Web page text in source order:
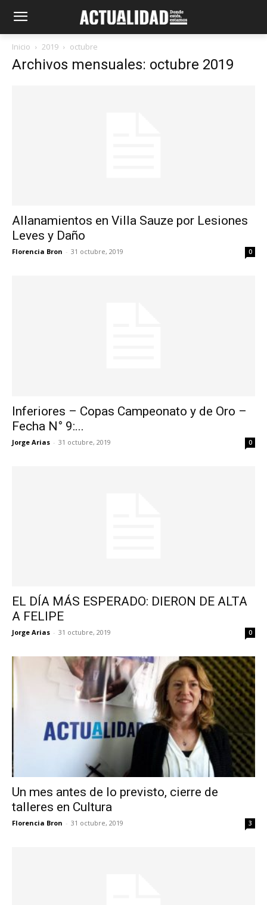
Inicio 2019 octubre
Archivos mensuales: octubre 2019
Allanamientos en Villa Sauze por Lesiones
Leves y Daño
Florencia Bron - 31 octubre, 2019 0
Inferiores – Copas Campeonato y de Oro –
Fecha N° 9:...
Jorge Arias - 31 octubre, 2019 0
EL DÍA MÁS ESPERADO: DIERON DE ALTA
A FELIPE
Jorge Arias - 31 octubre, 2019 0
Un mes antes de lo previsto, cierre de
talleres en Cultura
Florencia Bron - 31 octubre, 2019 3